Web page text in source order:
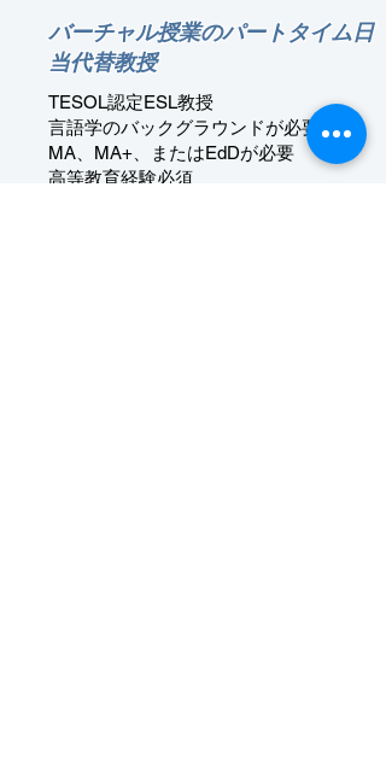
バーチャル授業のパートタイム日
当代替教授
TESOL認定ESL教授
言語学のバックグラウンドが必要
MA、MA+、またはEdDが必要
高等教育経験必須